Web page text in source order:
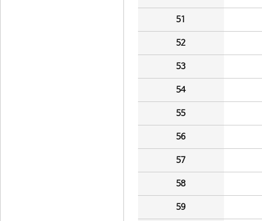
51
52
53
54
55
56
57
58
59